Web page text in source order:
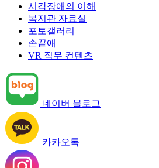
시각장애의 이해
복지관 자료실
포토갤러리
손끝애
VR 직무 컨텐츠
네이버 블로그
카카오톡